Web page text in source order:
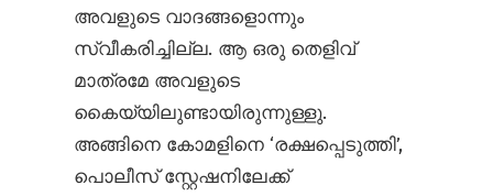
അവളുടെ വാദങ്ങളൊന്നും
സ്വീകരിച്ചില്ല. ആ ഒരു തെളിവ്
മാത്രമേ അവളുടെ
കൈയ്യിലുണ്ടായിരുന്നുള്ളു.
അങ്ങിനെ കോമളിനെ ‘രക്ഷപ്പെടുത്തി’,
പൊലീസ് സ്റ്റേഷനിലേക്ക്